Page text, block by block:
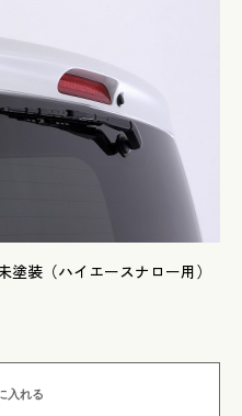
装（ハイエースナロー用）
入れる